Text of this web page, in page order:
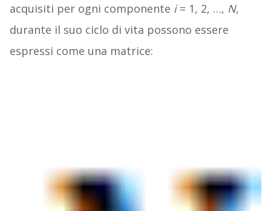
acquisiti per ogni componente i= 1, 2, …, N,
durante il suo ciclo di vita possono essere
espressi come una matrice: